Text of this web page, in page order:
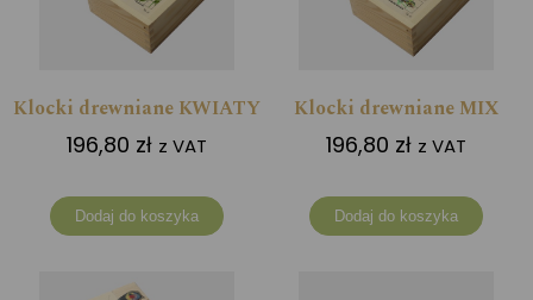
Klocki drewniane KWIATY
196,80 zł z VAT
Dodaj do koszyka
Klocki drewniane MIX
196,80 zł z VAT
Dodaj do koszyka